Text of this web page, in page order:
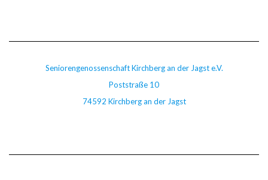
Seniorengenossenschaft Kirchberg an der Jagst e.V.
Poststraße 10
74592 Kirchberg an der Jagst